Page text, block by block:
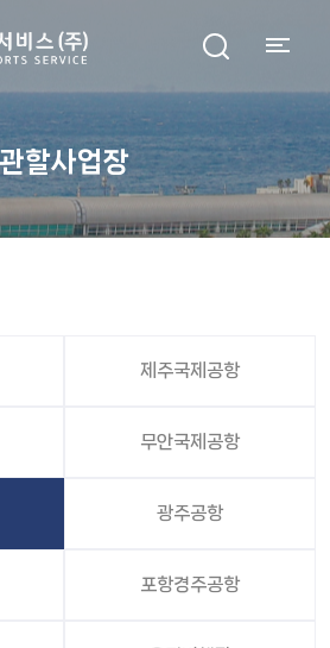
관할사업장
제주국제공항
무안국제공항
광주공항
포항경주공항